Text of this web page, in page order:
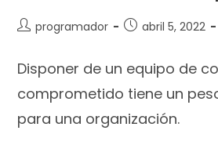
programador abril 5, 2022
Disponer de un equipo de
comprometido tiene un
para una organización.